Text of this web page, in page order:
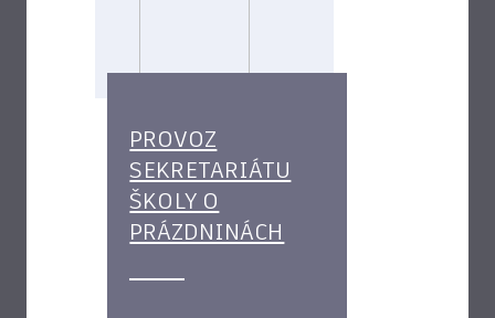
PROVOZ
SEKRETARIÁTU
ŠKOLY O
PRÁZDNINÁCH